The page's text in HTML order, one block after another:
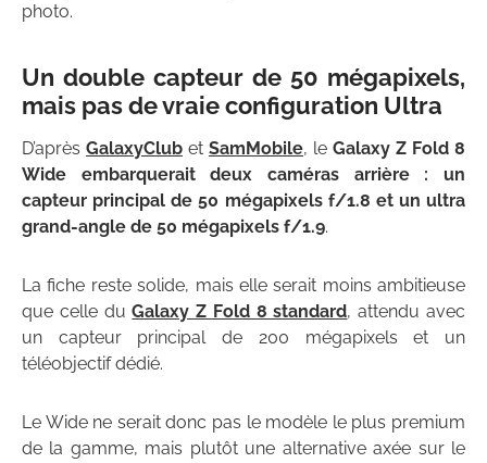
photo.
Un double capteur de 50 mégapixels,
mais pas de vraie configuration Ultra
D’après GalaxyClub et SamMobile, le Galaxy Z Fold 8
Wide embarquerait deux caméras arrière : un
capteur principal de 50 mégapixels f/1.8 et un ultra
grand-angle de 50 mégapixels f/1.9.
La fiche reste solide, mais elle serait moins ambitieuse
que celle duGalaxy Z Fold 8 standard, attendu avec
un capteur principal de 200 mégapixels et un
téléobjectif dédié.
Le Wide ne serait donc pas le modèle le plus premium
de la gamme, mais plutôt une alternative axée sur le